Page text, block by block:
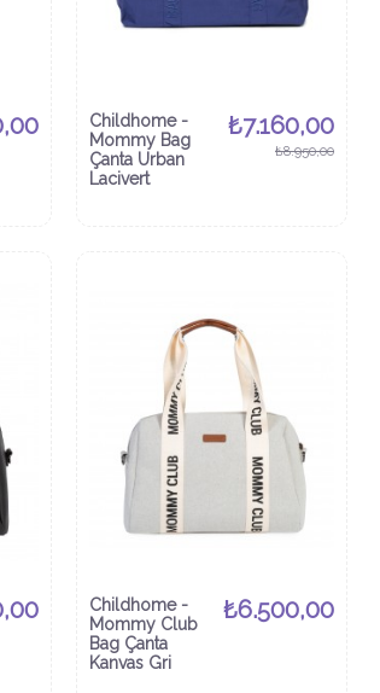
Childhome -
Mommy Bag
Çanta Urban
Lacivert
₺7.160,00
₺8.950,00
Childhome -
Mommy Club
Bag Çanta
Kanvas Gri
₺6.500,00